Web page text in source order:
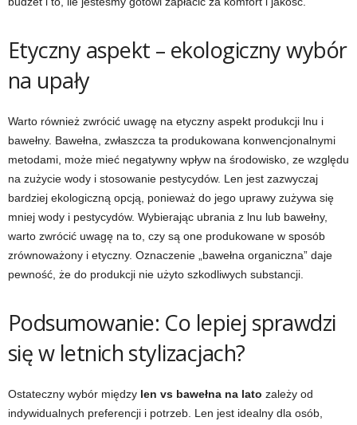
Etyczny aspekt – ekologiczny wybór
na upały
Warto również zwrócić uwagę na etyczny aspekt produkcji lnu i
bawełny. Bawełna, zwłaszcza ta produkowana konwencjonalnymi
metodami, może mieć negatywny wpływ na środowisko, ze względu
na zużycie wody i stosowanie pestycydów. Len jest zazwyczaj
bardziej ekologiczną opcją, ponieważ do jego uprawy zużywa się
mniej wody i pestycydów. Wybierając ubrania z lnu lub bawełny,
warto zwrócić uwagę na to, czy są one produkowane w sposób
zrównoważony i etyczny. Oznaczenie „bawełna organiczna” daje
pewność, że do produkcji nie użyto szkodliwych substancji.
Podsumowanie: Co lepiej sprawdzi
się w letnich stylizacjach?
Ostateczny wybór między len vs bawełna na lato zależy od
indywidualnych preferencji i potrzeb. Len jest idealny dla osób,